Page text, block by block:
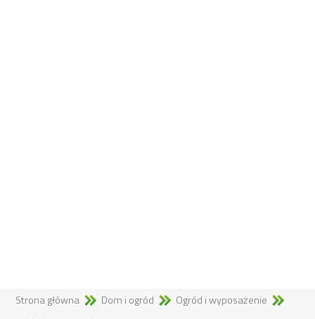
Strona główna Dom i ogród
Ogród i wyposażenie